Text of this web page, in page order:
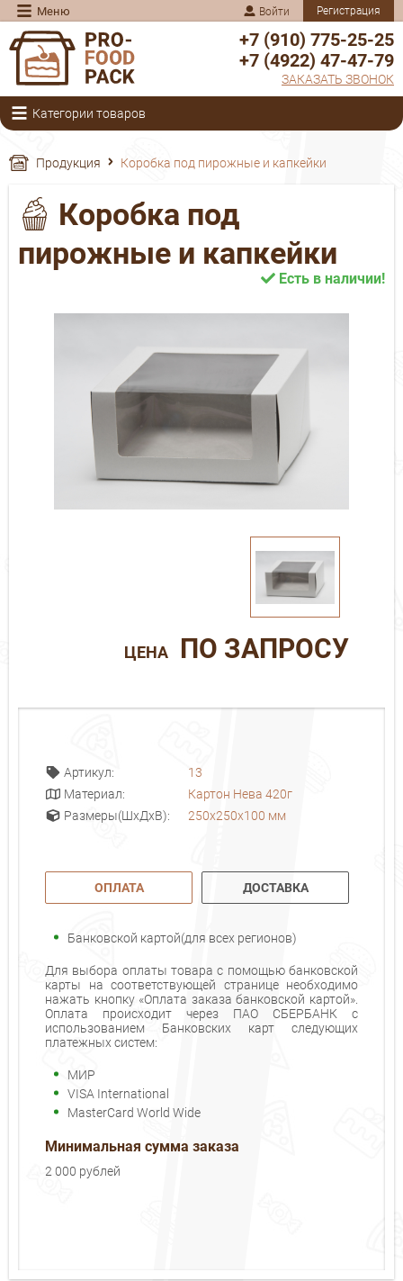
Меню Войти Регистрация
+7 (910) 775-25-25
+7 (4922) 47-47-79
ЗАКАЗАТЬ ЗВОНОК
Категории товаров
Продукция Коробка под пирожные и капкейки
Коробка под
пирожные и капкейки
Есть в наличии!
ЦЕНА ПО ЗАПРОСУ
Артикул:
13
Материал:
Картон Нева 420г
Размеры(ШхДхВ):
250x250x100 мм
ОПЛАТА ДОСТАВКА
Банковской картой(для всех регионов)
Для выбора оплаты товара с помощью банковской
карты на соответствующей странице необходимо
нажать кнопку «Оплата заказа банковской картой».
Оплата происходит через ПАО СБЕРБАНК с
использованием Банковских карт следующих
платежных систем:
МИР
VISA International
MasterCard World Wide
Минимальная сумма заказа
2 000 рублей